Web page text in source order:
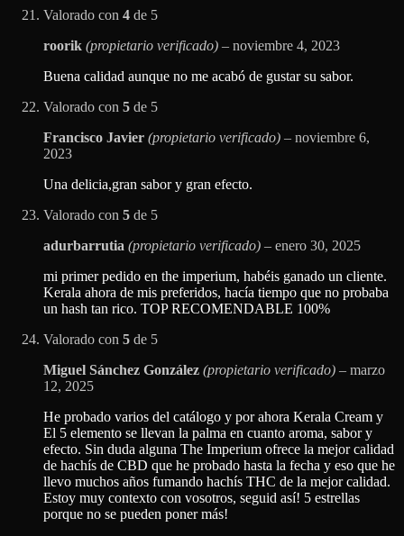
Valorado con 4 de 5
roorik (propietario verificado) – noviembre 4, 2023
Buena calidad aunque no me acabó de gustar su sabor.
Valorado con 5 de 5
Francisco Javier (propietario verificado) – noviembre 6,
2023
Una delicia,gran sabor y gran efecto.
Valorado con 5 de 5
adurbarrutia (propietario verificado) – enero 30, 2025
mi primer pedido en the imperium, habéis ganado un cliente.
Kerala ahora de mis preferidos, hacía tiempo que no probaba
un hash tan rico. TOP RECOMENDABLE 100%
Valorado con 5 de 5
Miguel Sánchez González (propietario verificado) – marzo
12, 2025
He probado varios del catálogo y por ahora Kerala Cream y
El 5 elemento se llevan la palma en cuanto aroma, sabor y
efecto. Sin duda alguna The Imperium ofrece la mejor calidad
de hachís de CBD que he probado hasta la fecha y eso que he
llevo muchos años fumando hachís THC de la mejor calidad.
Estoy muy contexto con vosotros, seguid así! 5 estrellas
porque no se pueden poner más!